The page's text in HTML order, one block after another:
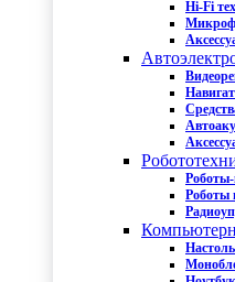
Hi-Fi
Роботы